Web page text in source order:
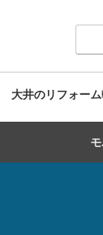
大井のリフォー